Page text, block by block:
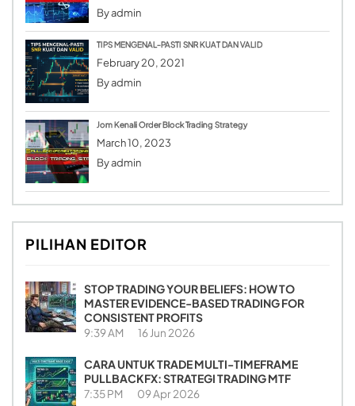
Byadmin
TIPS MENGENAL-PASTI SNR KUAT DAN VALID
February 20, 2021
Byadmin
Jom Kenali Order Block Trading Strategy
March 10, 2023
Byadmin
PILIHAN EDITOR
STOP TRADING YOUR BELIEFS: HOW TO
MASTER EVIDENCE-BASED TRADING FOR
CONSISTENT PROFITS
9:39 AM 16 Jun 2026
CARA UNTUK TRADE MULTI-TIMEFRAME
PULLBACKFX: STRATEGI TRADING MTF
7:35 PM 09 Apr 2026